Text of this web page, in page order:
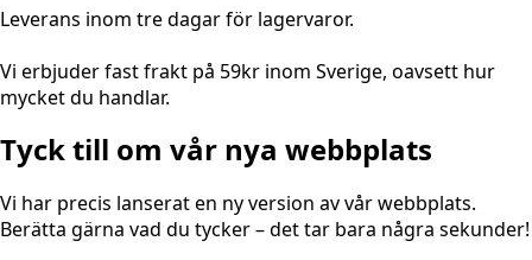
Leverans inom tre dagar för lagervaror.
Vi erbjuder fast frakt på 59kr inom Sverige, oavsett hur
mycket du handlar.
Tyck till om vår nya webbplats
Vi har precis lanserat en ny version av vår webbplats.
Berätta gärna vad du tycker – det tar bara några sekunder!